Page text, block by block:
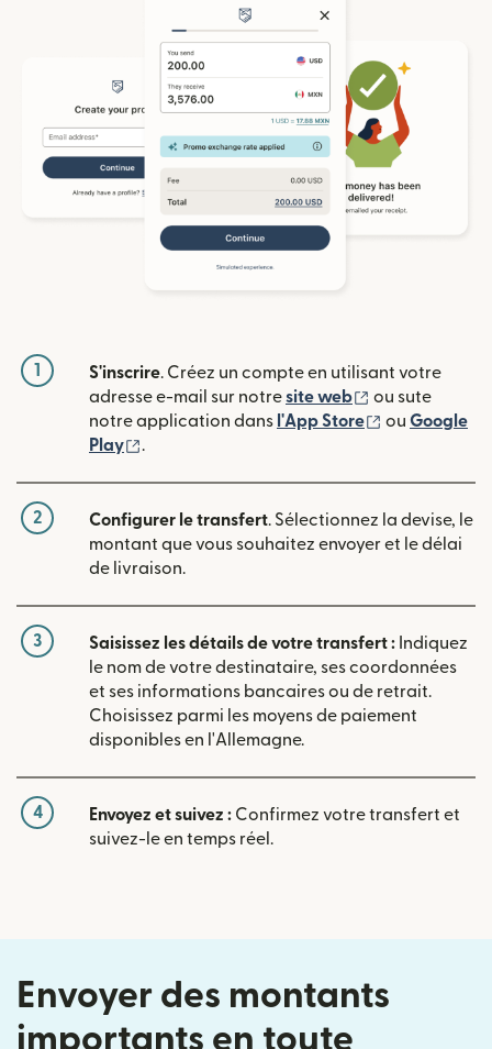
1 S'inscrire. Créez un compte en utilisant votre
adresse e-mail sur notresite web (s'ouvre dans
ou sute
notre application dans l'App Store (s'ouvre
ou Google
Play
.
2 Configurer le transfert. Sélectionnez la devise, le
montant que vous souhaitez envoyer et le délai
de livraison.
3 Saisissez les détails de votre transfert : Indiquez
le nom de votre destinataire, ses coordonnées
et ses informations bancaires ou de retrait.
Choisissez parmi les moyens de paiement
disponibles en l'Allemagne.
4 Envoyez et suivez : Confirmez votre transfert et
suivez-le en temps réel.
Envoyer des montants
importants en toute